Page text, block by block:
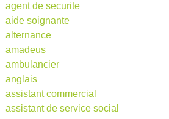
agent de securite
aide soignante
alternance
amadeus
ambulancier
anglais
assistant commercial
assistant de service social